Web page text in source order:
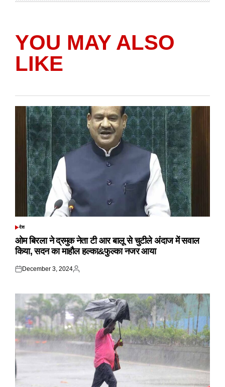
YOU MAY ALSO
LIKE
POSTED
देश
ओम बिरला ने द्रमुक नेता टी आर बालू से चुटीले अंदाज में सवाल
किया, सदन का माहौल हल्का&फुल्का नजर आया
Posted
December 3, 2024
Posted